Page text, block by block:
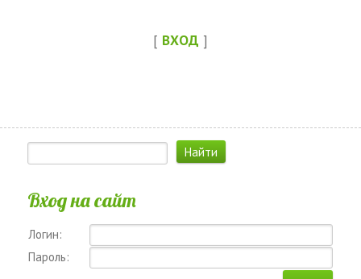
[ ВХОД ]
Вход на сайт
Логин:
Пароль: